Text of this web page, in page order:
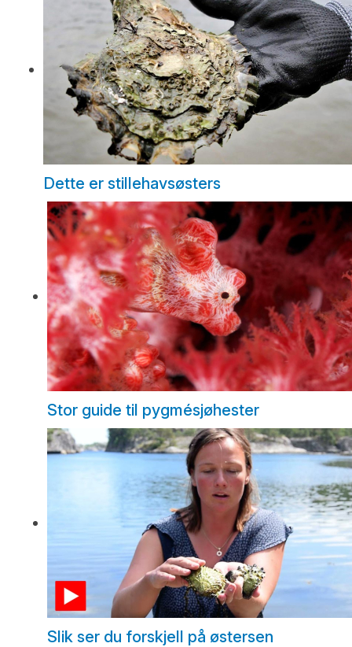
Dette er stillehavsøsters
Stor guide til pygmésjøhester
Slik ser du forskjell på østersen